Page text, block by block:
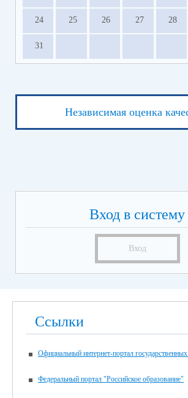
24 25 26 27 28
31
Независимая оценка
Вход в систему
Вход
Ссылки
Официальный интернет-портал
Федеральный портал "Российское образование"